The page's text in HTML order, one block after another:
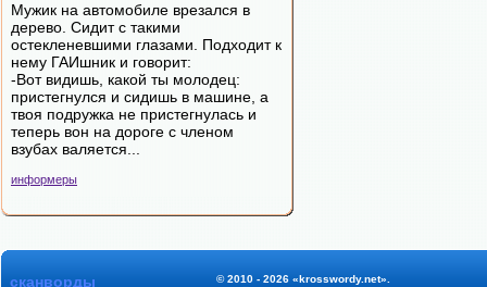
Мужик на автомобиле врезался в
дерево. Сидит с такими
остекленевшими глазами. Подходит к
нему ГАИшник и говорит:
-Вот видишь, какой ты молодец:
пристегнулся и сидишь в машине, а
твоя подружка не пристегнулась и
теперь вон на дороге с членом
взубах валяется...
информеры
сканворды
© 2010 - 2026 «krosswordy.net».